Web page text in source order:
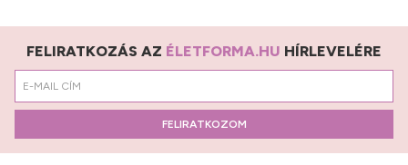
FELIRATKOZÁS AZ ÉLETFORMA.HU HÍRLEVELÉRE
FELIRATKOZOM